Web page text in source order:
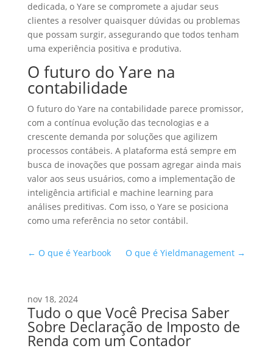
dedicada, o Yare se compromete a ajudar seus
clientes a resolver quaisquer dúvidas ou problemas
que possam surgir, assegurando que todos tenham
uma experiência positiva e produtiva.
O futuro do Yare na
contabilidade
O futuro do Yare na contabilidade parece promissor,
com a contínua evolução das tecnologias e a
crescente demanda por soluções que agilizem
processos contábeis. A plataforma está sempre em
busca de inovações que possam agregar ainda mais
valor aos seus usuários, como a implementação de
inteligência artificial e machine learning para
análises preditivas. Com isso, o Yare se posiciona
como uma referência no setor contábil.
← O que é Yearbook O que é Yieldmanagement →
nov 18, 2024
Tudo o que Você Precisa Saber
Sobre Declaração de Imposto de
Renda com um Contador